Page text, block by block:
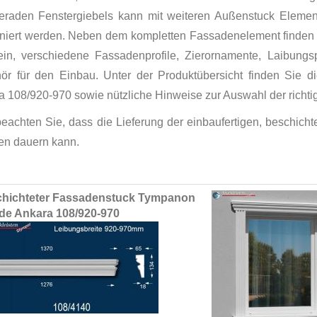
Fenstergiebels kann mit weiteren Außenstuck
werden. Neben dem kompletten Fassadenelement
verschiedene Fassadenprofile, Zierornamente,
für den Einbau. Unter der Produktübersicht finden Sie
108/920-970 sowie nützliche Hinweise zur Auswahl der
Sie, dass die Lieferung der einbaufertigen,
dauern kann.
Fassadenstuck Tympanon
Ankara 108/920-970